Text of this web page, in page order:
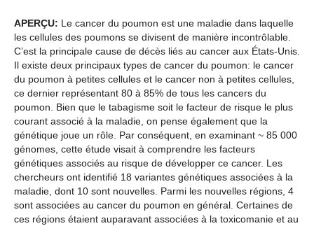
APERÇU: Le cancer du poumon est une maladie dans laquelle
les cellules des poumons se divisent de manière incontrôlable.
C’est la principale cause de décès liés au cancer aux États-Unis.
Il existe deux principaux types de cancer du poumon: le cancer
du poumon à petites cellules et le cancer non à petites cellules,
ce dernier représentant 80 à 85% de tous les cancers du
poumon. Bien que le tabagisme soit le facteur de risque le plus
courant associé à la maladie, on pense également que la
génétique joue un rôle. Par conséquent, en examinant ~ 85 000
génomes, cette étude visait à comprendre les facteurs
génétiques associés au risque de développer ce cancer. Les
chercheurs ont identifié 18 variantes génétiques associées à la
maladie, dont 10 sont nouvelles. Parmi les nouvelles régions, 4
sont associées au cancer du poumon en général. Certaines de
ces régions étaient auparavant associées à la toxicomanie et au